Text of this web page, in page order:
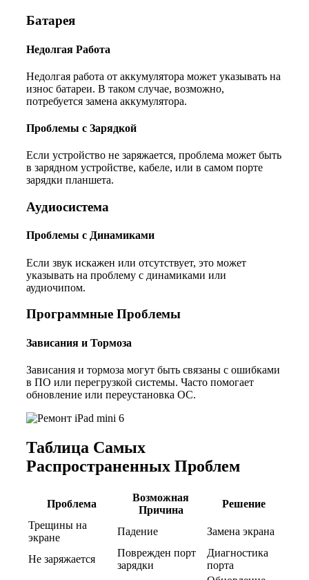
Батарея
Недолгая Работа
Недолгая работа от аккумулятора может указывать на
износ батареи. В таком случае, возможно,
потребуется замена аккумулятора.
Проблемы с Зарядкой
Если устройство не заряжается, проблема может быть
в зарядном устройстве, кабеле, или в самом порте
зарядки планшета.
Аудиосистема
Проблемы с Динамиками
Если звук искажен или отсутствует, это может
указывать на проблему с динамиками или
аудиочипом.
Программные Проблемы
Зависания и Тормоза
Зависания и тормоза могут быть связаны с ошибками
в ПО или перегрузкой системы. Часто помогает
обновление или переустановка ОС.
Таблица Самых
Распространенных Проблем
Проблема
Возможная
Причина
Решение
Трещины на
экране
Падение Замена экрана
Не заряжается
Поврежден порт
зарядки
Диагностика
порта